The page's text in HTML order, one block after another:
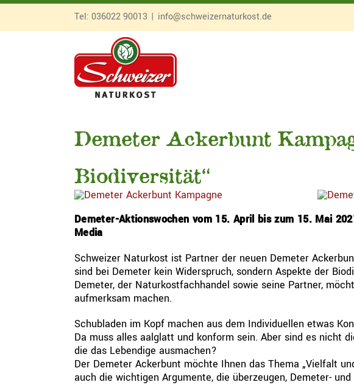
Zum
springen
Tel: 036022 90013 | info@schweizernaturkost.de
Demeter Ackerbunt
Biodiversität“
Demeter-Aktionswochen vom 15. April bis zum​ 15. Mai
Media
Schweizer Naturkost ist Partner der neuen Demeter
sind bei Demeter kein Widerspruch, sondern Aspekte der
Demeter, der Naturkostfachhandel sowie seine Partner,
aufmerksam machen.
Schubladen im Kopf machen aus dem Individuellen etwas
Da muss alles aalglatt und konform sein. Aber sind es nicht
die das Lebendige ausmachen?
Der Demeter Ackerbunt möchte Ihnen das Thema „Vielfalt
auch die wichtigen Argumente, die überzeugen, Demeter-